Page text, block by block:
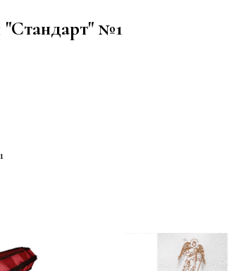
№1